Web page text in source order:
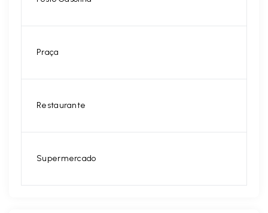
Praça
Restaurante
Supermercado